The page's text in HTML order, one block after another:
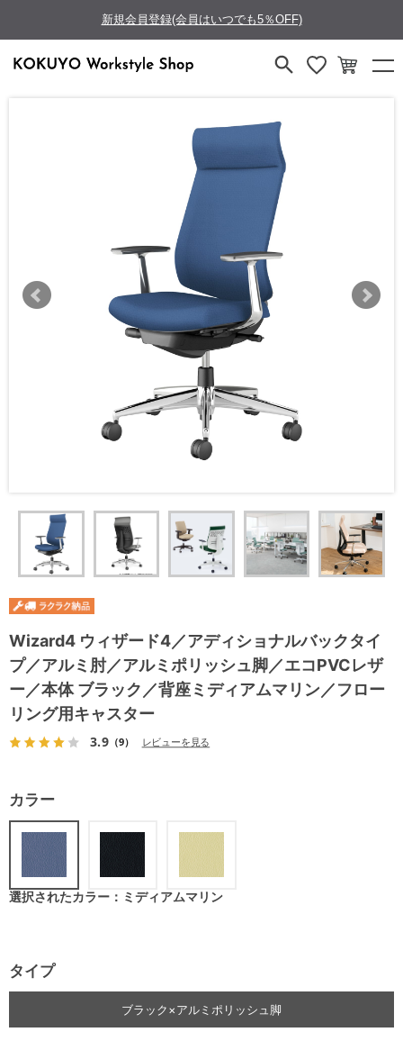
新規会員登録(会員はいつでも5％OFF)
Wizard4 ウィザード4／アディショナルバックタイ
プ／アルミ肘／アルミポリッシュ脚／エコPVCレザ
ー／本体 ブラック／背座ミディアムマリン／フロー
リング用キャスター
3.9（9） レビューを見る
カラー
選択されたカラー：ミディアムマリン
タイプ
ブラック×アルミポリッシュ脚